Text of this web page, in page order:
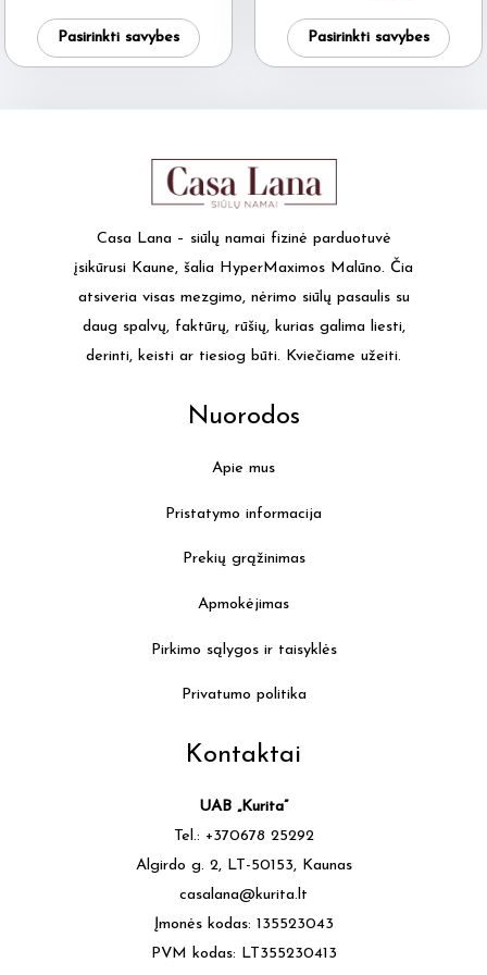
Pasirinkti savybes
product
multiple
options
may
be
chosen
on
the
page
6.45 €.
5.45 €.
Pasirinkti savybes
Casa Lana – siūlų namai fizinė parduotuvė
įsikūrusi Kaune, šalia HyperMaximos Malūno. Čia
atsiveria visas mezgimo, nėrimo siūlų pasaulis su
daug spalvų, faktūrų, rūšių, kurias galima liesti,
derinti, keisti ar tiesiog būti. Kviečiame užeiti.
Nuorodos
Apie mus
Pristatymo informacija
Prekių grąžinimas
Apmokėjimas
Pirkimo sąlygos ir taisyklės
Privatumo politika
Kontaktai
UAB „Kurita”
Tel.: +370678 25292
Algirdo g. 2, LT-50153, Kaunas
casalana@kurita.lt
Įmonės kodas: 135523043
PVM kodas: LT355230413